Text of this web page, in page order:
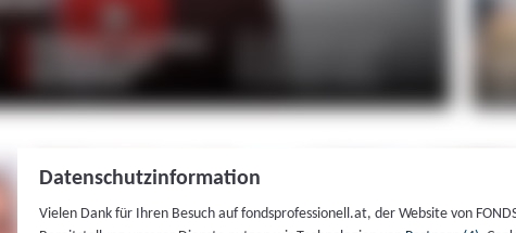
Datenschutzinformation
Vielen Dank für Ihren Besuch auf fondsprofessionell.at, der Website von